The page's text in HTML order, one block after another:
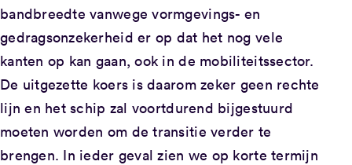
bandbreedte vanwege vormgevings- en
gedragsonzekerheid er op dat het nog vele
kanten op kan gaan, ook in de mobiliteitssector.
De uitgezette koers is daarom zeker geen rechte
lijn en het schip zal voortdurend bijgestuurd
moeten worden om de transitie verder te
brengen. In ieder geval zien we op korte termijn